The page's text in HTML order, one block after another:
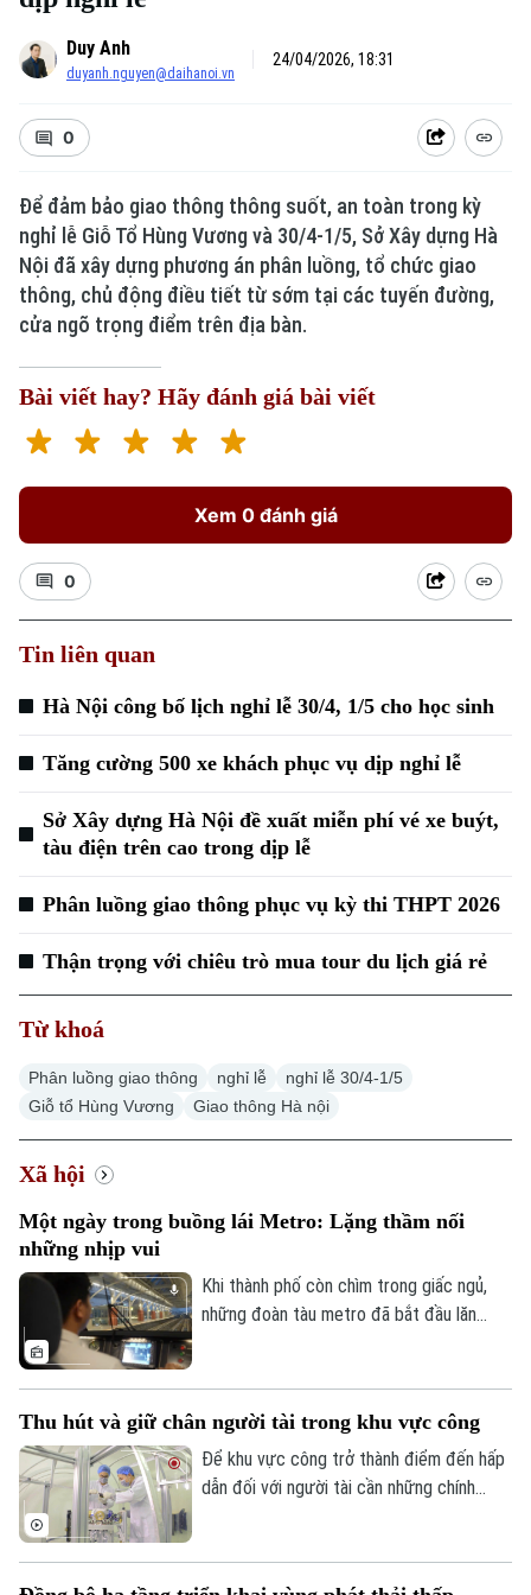
Duy Anh
duyanh.nguyen@daihanoi.vn
24/04/2026, 18:31
0
Để đảm bảo giao thông thông suốt, an toàn trong kỳ
nghỉ lễ Giỗ Tổ Hùng Vương và 30/4-1/5, Sở Xây dựng Hà
Nội đã xây dựng phương án phân luồng, tổ chức giao
thông, chủ động điều tiết từ sớm tại các tuyến đường,
cửa ngõ trọng điểm trên địa bàn.
Bài viết hay? Hãy đánh giá bài viết
Xem 0 đánh giá
0
Tin liên quan
Hà Nội công bố lịch nghỉ lễ 30/4, 1/5 cho học sinh
Tăng cường 500 xe khách phục vụ dịp nghỉ lễ
Sở Xây dựng Hà Nội đề xuất miễn phí vé xe buýt,
tàu điện trên cao trong dịp lễ
Phân luồng giao thông phục vụ kỳ thi THPT 2026
Thận trọng với chiêu trò mua tour du lịch giá rẻ
Từ khoá
Phân luồng giao thông nghỉ lễ
nghỉ lễ 30/4-1/5
Giỗ tổ Hùng Vương
Giao thông Hà nội
Xã hội
Một ngày trong buồng lái Metro: Lặng thầm nối
những nhịp vui
Khi thành phố còn chìm trong giấc ngủ,
những đoàn tàu metro đã bắt đầu lăn
không gian rất đặc biệt - nơi mỗi thao tác
đều đòi hỏi sự chính xác, mỗi hành trình
cần sự tập trung cao độ và công nghệ
Thu hút và giữ chân người tài trong khu vực công
Để khu vực công trở thành điểm đến hấp
dẫn đối với người tài cần những chính